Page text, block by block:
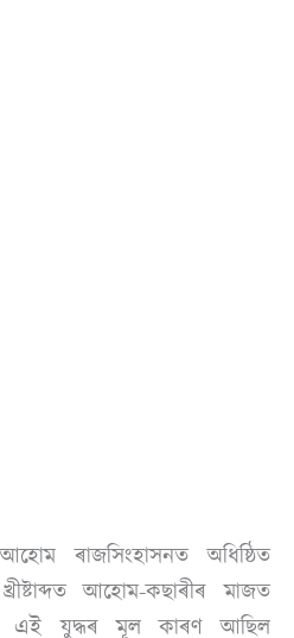
ৰাজসিংহাসনত অধিষ্ঠিত
আহোম-কছাৰীৰ মাজত
এই যুদ্ধৰ মূল কাৰণ আছিল